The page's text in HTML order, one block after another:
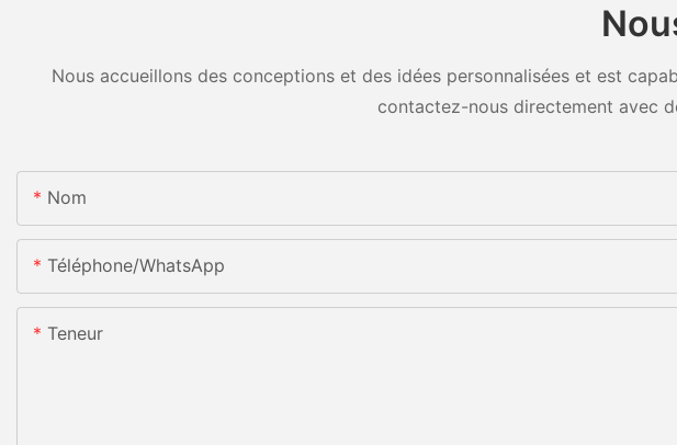
Nous accueillons des conceptions et des idées personnalisées et est
contactez-nous directement avec
Nom
Téléphone/WhatsApp
Teneur